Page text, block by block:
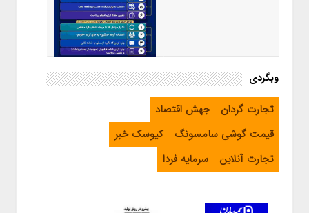
اینفوگرافیک / راهنمای خرید ارز
اربعین از طریق اپلیکیشن بله
وبگردی
تجارت گردان
جهش اقتصاد
قیمت گوشی سامسونگ
کیوسک خبر
تجارت آنلاین
سرمایه فردا